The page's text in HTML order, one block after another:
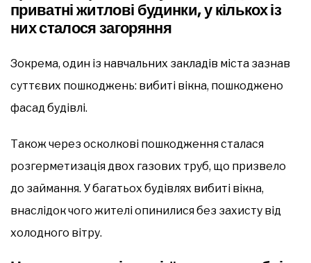
приватні житлові будинки, у кількох із
них сталося загоряння
Зокрема, один із навчальних закладів міста зазнав
суттєвих пошкоджень: вибиті вікна, пошкоджено
фасад будівлі.
Також через осколкові пошкодження сталася
розгерметизація двох газових труб, що призвело
до займання. У багатьох будівлях вибиті вікна,
внаслідок чого жителі опинилися без захисту від
холодного вітру.